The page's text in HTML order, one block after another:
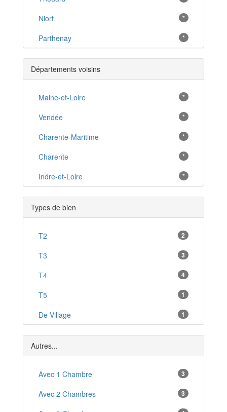
Niort *
Parthenay *
Chef-Boutonne *
Chiché *
Lezay *
Mauzé-sur-le-Mignon *
Coulonges-sur-l'Autize *
Saint-Symphorien *
Nueil-les-Aubiers *
La Crèche *
Argenton-l'Église *
Faye-l'Abbesse *
Melle *
Moncoutant *
Aiffres *
Courlay *
Brioux-sur-Boutonne *
Départements voisins
Maine-et-Loire *
Vendée *
Charente-Maritime *
Charente *
Indre-et-Loire *
Types de bien
T2 2
T3 3
T4 4
T5 1
De Village 1
Autres...
Avec 1 Chambre 3
Avec 2 Chambres 3